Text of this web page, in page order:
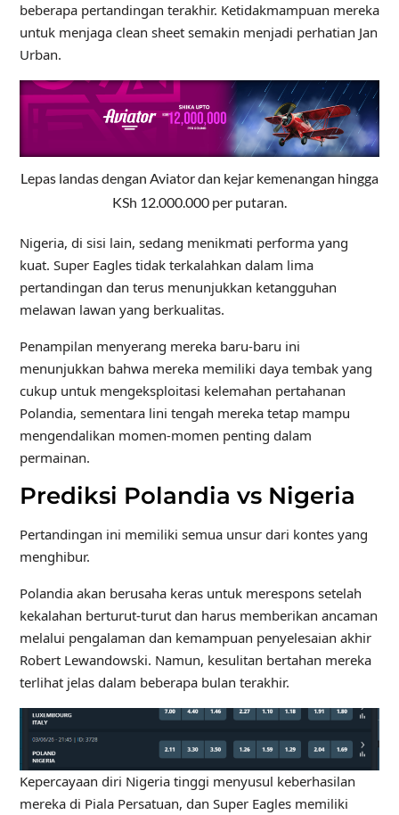
beberapa pertandingan terakhir. Ketidakmampuan mereka
untuk menjaga clean sheet semakin menjadi perhatian Jan
Urban.
Lepas landas dengan Aviator dan kejar kemenangan hingga
KSh 12.000.000 per putaran.
Nigeria, di sisi lain, sedang menikmati performa yang
kuat. Super Eagles tidak terkalahkan dalam lima
pertandingan dan terus menunjukkan ketangguhan
melawan lawan yang berkualitas.
Penampilan menyerang mereka baru-baru ini
menunjukkan bahwa mereka memiliki daya tembak yang
cukup untuk mengeksploitasi kelemahan pertahanan
Polandia, sementara lini tengah mereka tetap mampu
mengendalikan momen-momen penting dalam
permainan.
Prediksi Polandia vs Nigeria
Pertandingan ini memiliki semua unsur dari kontes yang
menghibur.
Polandia akan berusaha keras untuk merespons setelah
kekalahan berturut-turut dan harus memberikan ancaman
melalui pengalaman dan kemampuan penyelesaian akhir
Robert Lewandowski. Namun, kesulitan bertahan mereka
terlihat jelas dalam beberapa bulan terakhir.
Kepercayaan diri Nigeria tinggi menyusul keberhasilan
mereka di Piala Persatuan, dan Super Eagles memiliki